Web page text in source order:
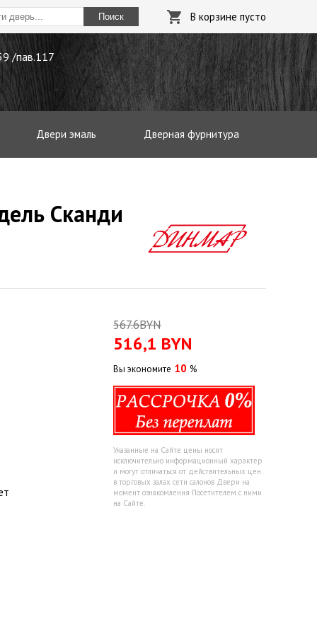
Поиск В корзине пусто
/пав.117
Двери эмаль Дверная фурнитура
Сканди
567.6BYN
516,1 BYN
Вы экономите 10 %
Указанные на Сайте цены носят
исключительно информационный характер
и могут отличаться от действительных цен
в торговых залах сети салонов Двери на
момент ознакомления Посетителем с ними
на Сайте.